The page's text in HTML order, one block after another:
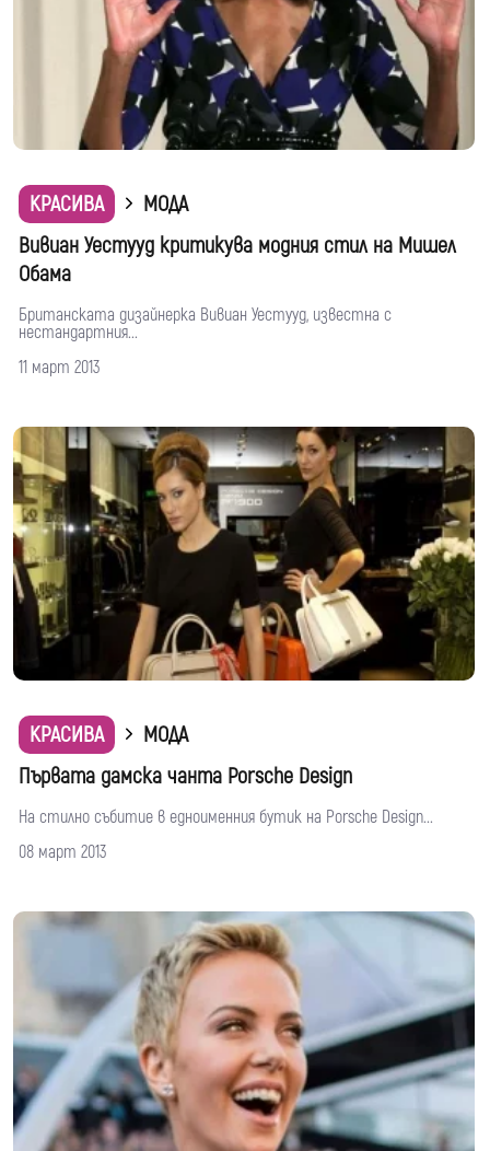
КРАСИВА
МОДА
Вивиан Уестууд критикува модния стил на Мишел
Обама
Британската дизайнерка Вивиан Уестууд, известна с
нестандартния...
11 март 2013
КРАСИВА
МОДА
Първата дамска чанта Porsche Design
На стилно събитие в едноименния бутик на Porsche Design...
08 март 2013